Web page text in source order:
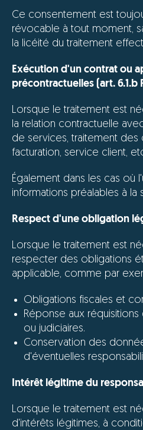
Ce consentement est
révocable à tout moment,
la licéité du traitement
Exécution d'un contrat ou
précontractuelles (art. 6.1.b
Lorsque le traitement est
la relation contractuelle
de services, traitement des
facturation, service client,
Également dans les cas où
informations préalables à la
Respect d'une obligation
Lorsque le traitement est
respecter des obligations
applicable, comme par
Obligations fiscales et
Réponse aux
ou judiciaires.
Conservation des
d'éventuelles
Intérêt légitime du
Lorsque le traitement est
d'intérêts légitimes, à